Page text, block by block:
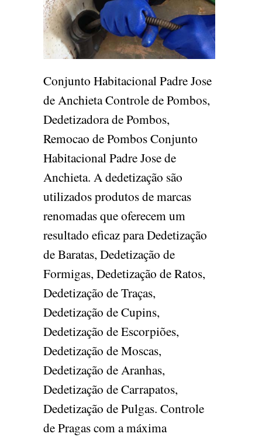
Conjunto Habitacional Padre Jose
de Anchieta Controle de Pombos,
Dedetizadora de Pombos,
Remocao de Pombos Conjunto
Habitacional Padre Jose de
Anchieta. A dedetização são
utilizados produtos de marcas
renomadas que oferecem um
resultado eficaz para Dedetização
de Baratas, Dedetização de
Formigas, Dedetização de Ratos,
Dedetização de Traças,
Dedetização de Cupins,
Dedetização de Escorpiões,
Dedetização de Moscas,
Dedetização de Aranhas,
Dedetização de Carrapatos,
Dedetização de Pulgas. Controle
de Pragas com a máxima